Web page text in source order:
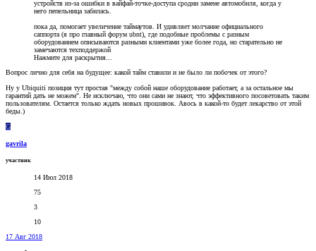
устройств из-за ошибки в вайфай-точке-доступа сродни замене автомобиля, когда у
него пепельница забилась.
пока да, помогает увеличение таймаутов. И удивляет молчание официального
саппорта (я про главный форум ubnt), где подобные проблемы с разным
оборудованием описываются разными клиентами уже более года, но старательно не
замечаются техподдержой
Нажмите для раскрытия...
Вопрос лично для себя на будущее: какой тайм ставили и не было ли побочек от этого?
Ну у Ubiquiti позиция тут простая "между собой наше оборудование работает, а за остальное мы
гарантий дать не можем". Не исключаю, что они сами не знают, что эффективного посоветовать таким
пользователям. Остается только ждать новых прошивок. Авось в какой-то будет лекарство от этой
беды.)
G
gavrila
участник
14 Июл 2018
75
3
10
17 Авг 2018